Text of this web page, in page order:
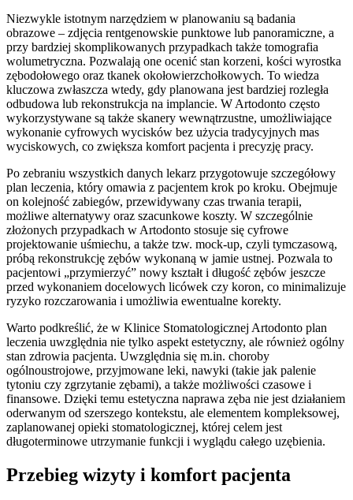
Niezwykle istotnym narzędziem w planowaniu są badania
obrazowe – zdjęcia rentgenowskie punktowe lub panoramiczne, a
przy bardziej skomplikowanych przypadkach także tomografia
wolumetryczna. Pozwalają one ocenić stan korzeni, kości wyrostka
zębodołowego oraz tkanek okołowierzchołkowych. To wiedza
kluczowa zwłaszcza wtedy, gdy planowana jest bardziej rozległa
odbudowa lub rekonstrukcja na implancie. W Artodonto często
wykorzystywane są także skanery wewnątrzustne, umożliwiające
wykonanie cyfrowych wycisków bez użycia tradycyjnych mas
wyciskowych, co zwiększa komfort pacjenta i precyzję pracy.
Po zebraniu wszystkich danych lekarz przygotowuje szczegółowy
plan leczenia, który omawia z pacjentem krok po kroku. Obejmuje
on kolejność zabiegów, przewidywany czas trwania terapii,
możliwe alternatywy oraz szacunkowe koszty. W szczególnie
złożonych przypadkach w Artodonto stosuje się cyfrowe
projektowanie uśmiechu, a także tzw. mock-up, czyli tymczasową,
próbą rekonstrukcję zębów wykonaną w jamie ustnej. Pozwala to
pacjentowi „przymierzyć” nowy kształt i długość zębów jeszcze
przed wykonaniem docelowych licówek czy koron, co minimalizuje
ryzyko rozczarowania i umożliwia ewentualne korekty.
Warto podkreślić, że w Klinice Stomatologicznej Artodonto plan
leczenia uwzględnia nie tylko aspekt estetyczny, ale również ogólny
stan zdrowia pacjenta. Uwzględnia się m.in. choroby
ogólnoustrojowe, przyjmowane leki, nawyki (takie jak palenie
tytoniu czy zgrzytanie zębami), a także możliwości czasowe i
finansowe. Dzięki temu estetyczna naprawa zęba nie jest działaniem
oderwanym od szerszego kontekstu, ale elementem kompleksowej,
zaplanowanej opieki stomatologicznej, której celem jest
długoterminowe utrzymanie funkcji i wyglądu całego uzębienia.
Przebieg wizyty i komfort pacjenta